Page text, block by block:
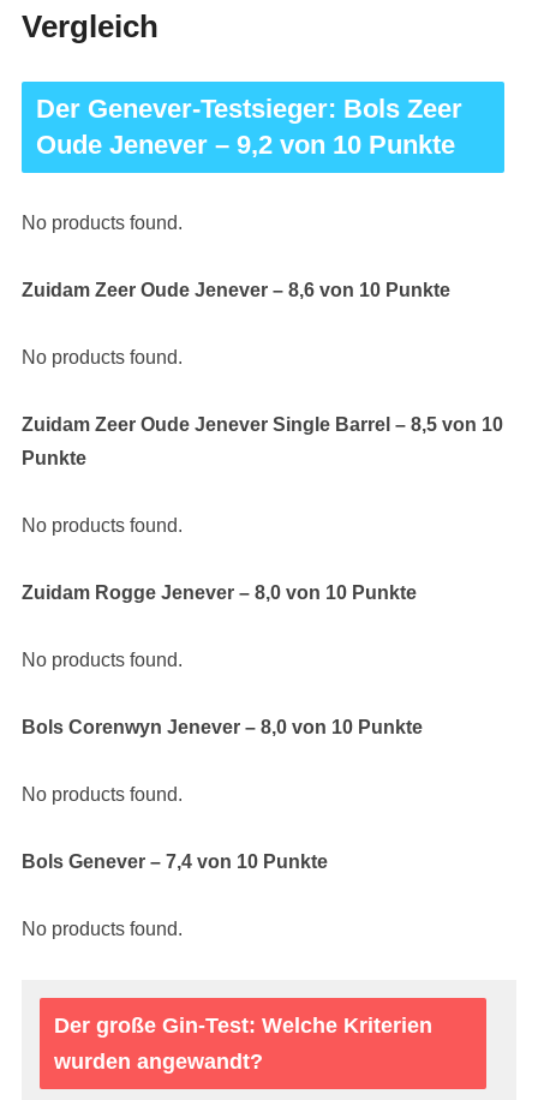
Vergleich
Der Genever-Testsieger: Bols Zeer
Oude Jenever – 9,2 von 10 Punkte
No products found.
Zuidam Zeer Oude Jenever – 8,6 von 10 Punkte
No products found.
Zuidam Zeer Oude Jenever Single Barrel – 8,5 von 10
Punkte
No products found.
Zuidam Rogge Jenever – 8,0 von 10 Punkte
No products found.
Bols Corenwyn Jenever – 8,0 von 10 Punkte
No products found.
Bols Genever – 7,4 von 10 Punkte
No products found.
Der große Gin-Test: Welche Kriterien
wurden angewandt?